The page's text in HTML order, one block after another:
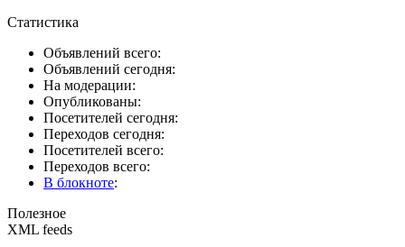
Статистика
Объявлений всего:
Объявлений сегодня:
На модерации:
Опубликованы:
Посетителей сегодня:
Переходов сегодня:
Посетителей всего:
Переходов всего:
В блокноте:
Полезное
XML feeds